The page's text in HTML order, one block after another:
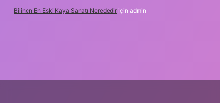
Bilinen En Eski Kaya Sanatı Nerededir için admin